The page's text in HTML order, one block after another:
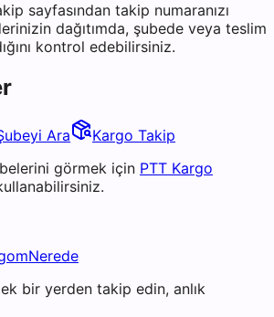
sayfasından takip numaranızı
dağıtımda, şubede veya teslim
kontrol edebilirsiniz.
Ara
Kargo Takip
görmek için PTT Kargo
bir yerden takip edin, anlık